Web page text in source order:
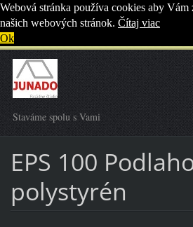
Webová stránka používa cookies aby
našich webových stránok. Čítaj viac
Ok
Staváme spolu s Vami
EPS 100
polystyrén